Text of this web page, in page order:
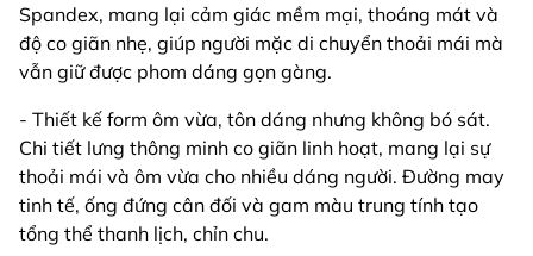
Spandex, mang lại cảm giác mềm mại, thoáng mát và
độ co giãn nhẹ, giúp người mặc di chuyển thoải mái mà
vẫn giữ được phom dáng gọn gàng.
- Thiết kế form ôm vừa, tôn dáng nhưng không bó sát.
Chi tiết lưng thông minh co giãn linh hoạt, mang lại sự
thoải mái và ôm vừa cho nhiều dáng người. Đường may
tinh tế, ống đứng cân đối và gam màu trung tính tạo
tổng thể thanh lịch, chỉn chu.